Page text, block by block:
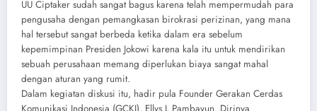
UU Ciptaker sudah sangat bagus karena telah mempermudah para
pengusaha dengan pemangkasan birokrasi perizinan, yang mana
hal tersebut sangat berbeda ketika dalam era sebelum
kepemimpinan Presiden Jokowi karena kala itu untuk mendirikan
sebuah perusahaan memang diperlukan biaya sangat mahal
dengan aturan yang rumit.
Dalam kegiatan diskusi itu, hadir pula Founder Gerakan Cerdas
Komunikasi Indonesia (GCKI), Ellys L Pambayun. Dirinya